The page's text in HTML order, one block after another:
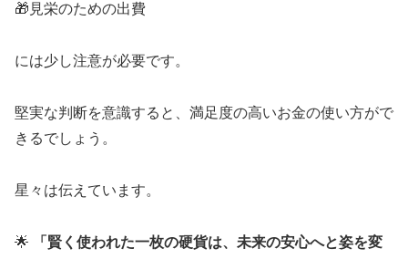
🎁見栄のための出費
には少し注意が必要です。
堅実な判断を意識すると、満足度の高いお金の使い方がで
きるでしょう。
星々は伝えています。
🌟
「賢く使われた一枚の硬貨は、未来の安心へと姿を変